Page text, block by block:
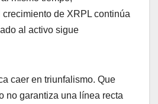
de XRPL continúa
al activo sigue
caer en triunfalismo. Que
no garantiza una línea recta